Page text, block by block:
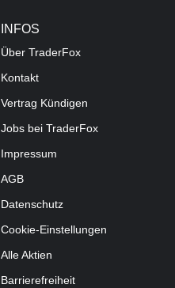
INFOS
Über TraderFox
Kontakt
Vertrag Kündigen
Jobs bei TraderFox
Impressum
AGB
Datenschutz
Cookie-Einstellungen
Alle Aktien
Barrierefreiheit